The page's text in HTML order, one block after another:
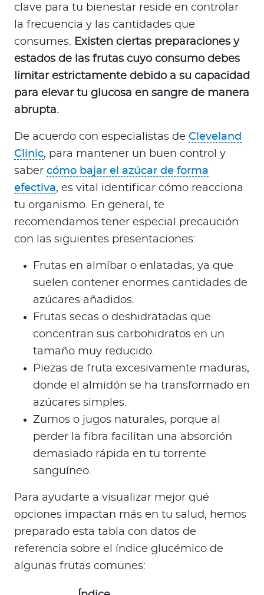
clave para tu bienestar reside en controlar
la frecuencia y las cantidades que
consumes. Existen ciertas preparaciones y
estados de las frutas cuyo consumo debes
limitar estrictamente debido a su capacidad
para elevar tu glucosa en sangre de manera
abrupta.
De acuerdo con especialistas de Cleveland
Clinic, para mantener un buen control y
saber cómo bajar el azúcar de forma
efectiva, es vital identificar cómo reacciona
tu organismo. En general, te
recomendamos tener especial precaución
con las siguientes presentaciones:
Frutas en almíbar o enlatadas, ya que
suelen contener enormes cantidades de
azúcares añadidos.
Frutas secas o deshidratadas que
concentran sus carbohidratos en un
tamaño muy reducido.
Piezas de fruta excesivamente maduras,
donde el almidón se ha transformado en
azúcares simples.
Zumos o jugos naturales, porque al
perder la fibra facilitan una absorción
demasiado rápida en tu torrente
sanguíneo.
Para ayudarte a visualizar mejor qué
opciones impactan más en tu salud, hemos
preparado esta tabla con datos de
referencia sobre el índice glucémico de
algunas frutas comunes: